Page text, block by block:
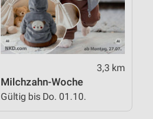
3,3 km
Milchzahn-Woche
Gültig bis Do. 01.10.